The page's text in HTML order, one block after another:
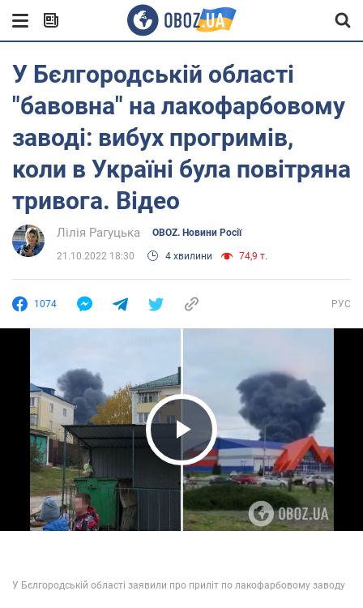
У Бєлгородській області
"бавовна" на лакофарбовому
заводі: вибух прогримів,
коли в Україні була повітряна
тривога. Відео
Лілія Рагуцька OBOZ. Новини Росії
21.10.2022 18:30 4 хвилини 74,9 т.
1074 РУС
Play Video